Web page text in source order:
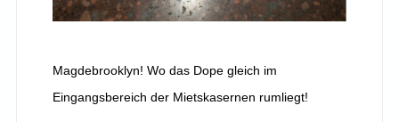
Magdebrooklyn! Wo das Dope gleich im
Eingangsbereich der Mietskasernen rumliegt!